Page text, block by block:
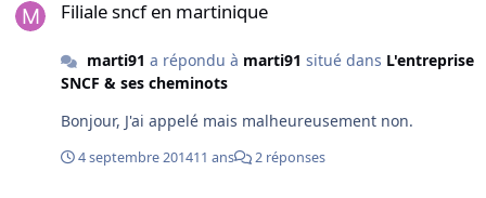
Filiale sncf en martinique
marti91 a répondu à marti91 situé dans L'entreprise
SNCF & ses cheminots
Bonjour, J'ai appelé mais malheureusement non.
4 septembre 201411 ans 2 réponses